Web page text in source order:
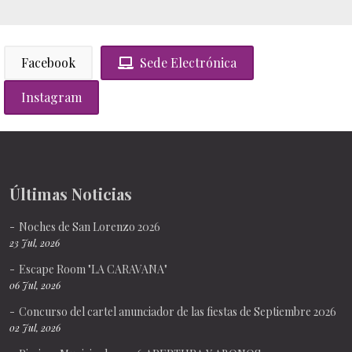
Facebook Sede Electrónica
Instagram
Últimas Noticias
Noches de San Lorenzo 2026
23 Jul, 2026
Escape Room "LA CARAVANA"
06 Jul, 2026
Concurso del cartel anunciador de las fiestas de Septiembre 2026
02 Jul, 2026